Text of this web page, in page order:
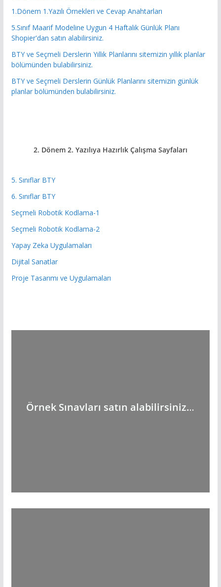
1.Dönem 1.Yazılı Örnekleri ve Cevap Anahtarları
5.Sınıf Maarif Modeline Uygun 4 Haftalık Günlük Planı
Shopier'dan satın alabilirsiniz.
BTY ve Seçmeli Derslerin Yıllık Planlarını sitemizin yıllık planlar
bölümünden bulabilirsiniz.
BTY ve Seçmeli Derslerin Günlük Planlarını sitemizin günlük
planlar bölümünden bulabilirsiniz.
2. Dönem 2. Yazılıya Hazırlık Çalışma Sayfaları
5. Sınıflar BTY
6. Sınıflar BTY
Seçmeli Robotik Kodlama-1
Seçmeli Robotik Kodlama-2
Yapay Zeka Uygulamaları
Dijital Sanatlar
Proje Tasarımı ve Uygulamaları
Örnek Sınavları satın alabilirsiniz...